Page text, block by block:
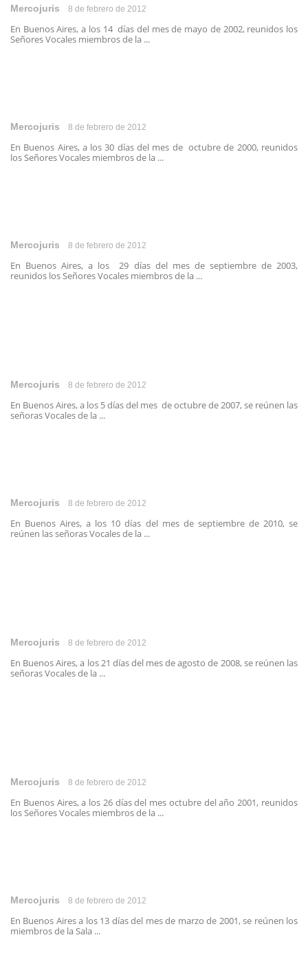
Mercojuris 8 de febrero de 2012
En Buenos Aires, a los 14 días del mes de mayo de 2002, reunidos los
Señores Vocales miembros de la ...
Mercojuris 8 de febrero de 2012
En Buenos Aires, a los 30 días del mes de octubre de 2000, reunidos
los Señores Vocales miembros de la ...
Mercojuris 8 de febrero de 2012
En Buenos Aires, a los 29 días del mes de septiembre de 2003,
reunidos los Señores Vocales miembros de la ...
Mercojuris 8 de febrero de 2012
En Buenos Aires, a los 5 días del mes de octubre de 2007, se reúnen las
señoras Vocales de la ...
Mercojuris 8 de febrero de 2012
En Buenos Aires, a los 10 días del mes de septiembre de 2010, se
reúnen las señoras Vocales de la ...
Mercojuris 8 de febrero de 2012
En Buenos Aires, a los 21 días del mes de agosto de 2008, se reúnen las
señoras Vocales de la ...
Mercojuris 8 de febrero de 2012
En Buenos Aires, a los 26 días del mes octubre del año 2001, reunidos
los Señores Vocales miembros de la ...
Mercojuris 8 de febrero de 2012
En Buenos Aires a los 13 días del mes de marzo de 2001, se reúnen los
miembros de la Sala ...